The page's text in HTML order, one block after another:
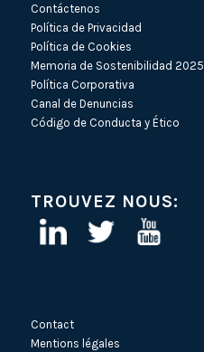
Contáctenos
Política de Privacidad
Política de Cookies
Memoria de Sostenibilidad 2025
Política Corporativa
Canal de Denuncias
Código de Conducta y Ético
TROUVEZ NOUS:
Contact
Mentions légales